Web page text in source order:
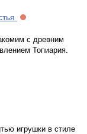
с древним
Топиария.
игрушки в стиле